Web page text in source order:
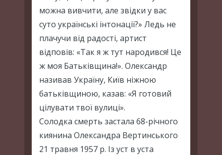
можна вивчити, але звідки у вас
суто українські інтонації?» Ледь не
плачучи від радості, артист
відповів: «Так я ж тут народився! Це
ж моя Батьківщина!». Олександр
називав Україну, Київ ніжною
батьківщиною, казав: «Я готовий
цілувати твої вулиці».
Солодка смерть застала 68-річного
киянина Олександра Вертинського
21 травня 1957 р. Із уст в уста